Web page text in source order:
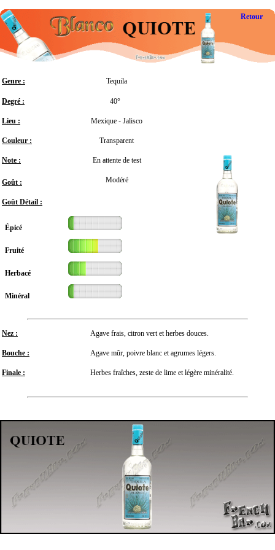
Retour
Genre : Tequila
Degré : 40°
Lieu : Mexique - Jalisco
Couleur : Transparent
Note : En attente de test
Goût : Modéré
Goût Détail :
Épicé
Fruité
Herbacé
Minéral
Nez : Agave frais, citron vert et herbes douces.
Bouche : Agave mûr, poivre blanc et agrumes légers.
Finale : Herbes fraîches, zeste de lime et légère minéralité.